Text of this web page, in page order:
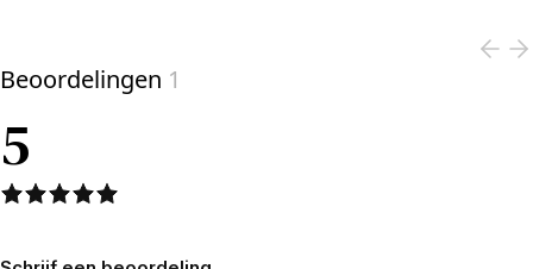
Beoordelingen 1
5